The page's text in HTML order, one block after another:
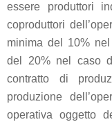
essere produttori
coproduttori
minima del 10%
del 20% nel caso
contratto di
produzione
operativa oggetto